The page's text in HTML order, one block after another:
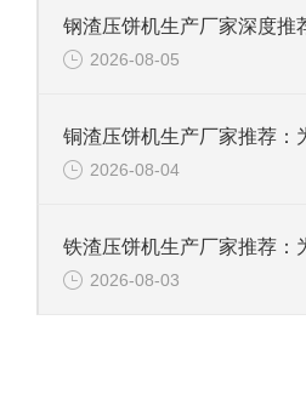
2026-08-05
2026-08-04
2026-08-03